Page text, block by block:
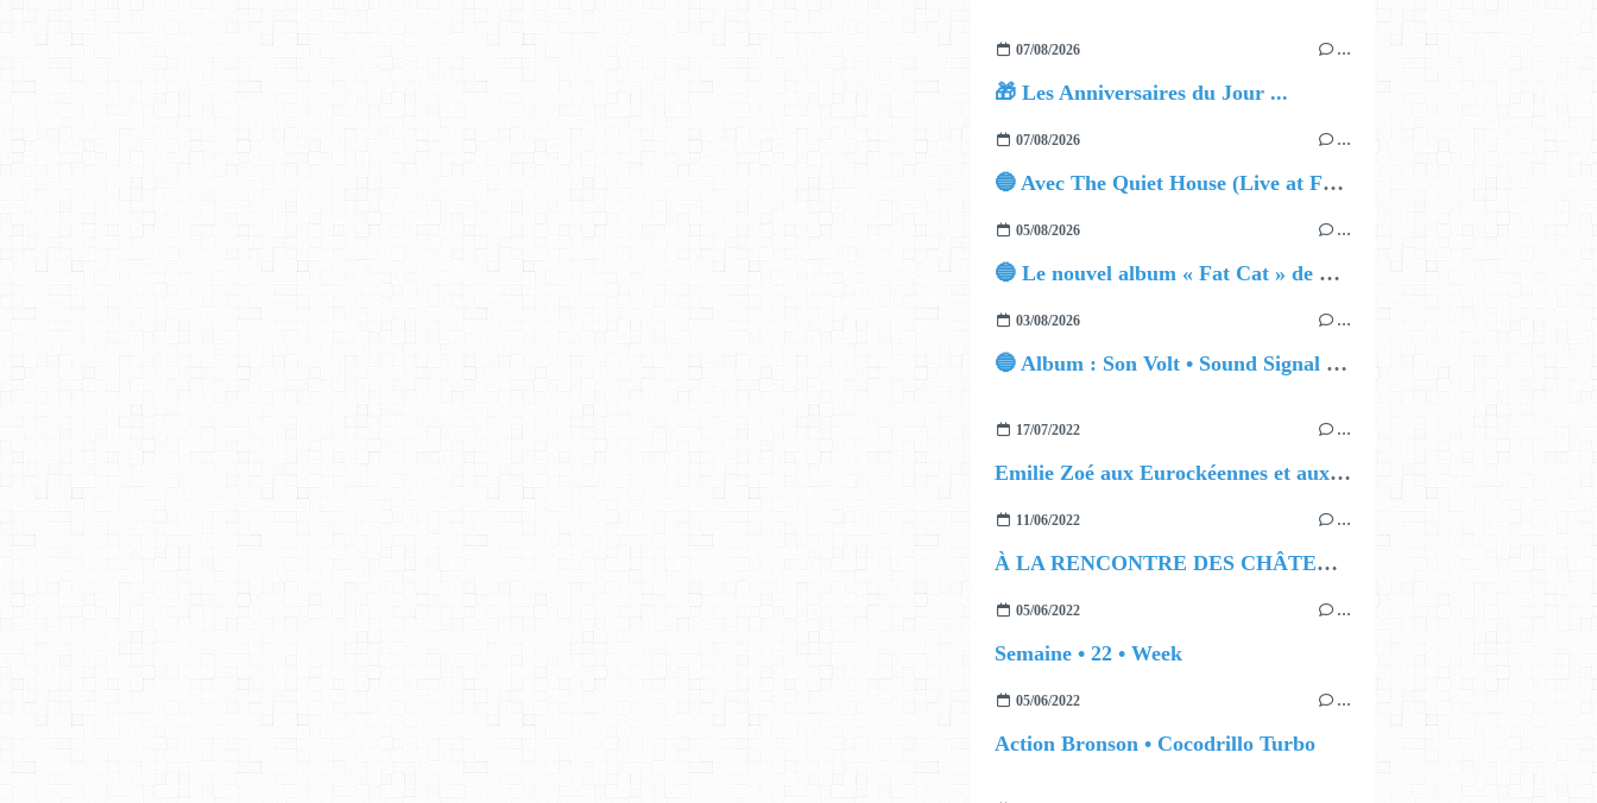
07/08/2026 …
🎁 Les Anniversaires du Jour ...
07/08/2026 …
🔵 Avec The Quiet House (Live at Funkhaus), Kenzo Zurzolo livre une performance aussi intense qu'envoûtante.
05/08/2026 …
🔵 Le nouvel album « Fat Cat » de Delilah Holliday (sortie le 30 Octobre 2026)
03/08/2026 …
🔵 Album : Son Volt • Sound Signal Serenades
17/07/2022 …
Emilie Zoé aux Eurockéennes et aux Nuits de Fourvière !
11/06/2022 …
À LA RENCONTRE DES CHÂTEAUX D’AUTREFOIS
05/06/2022 …
Semaine • 22 • Week
05/06/2022 …
Action Bronson • Cocodrillo Turbo